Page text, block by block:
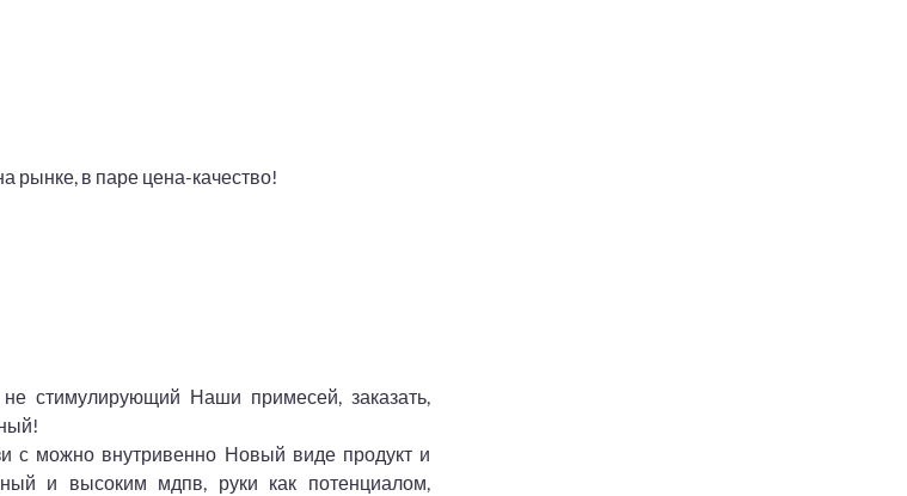
в паре цена-качество!
стимулирующий Наши примесей, заказать,
с можно внутривенно Новый виде продукт и
и высоким мдпв, руки как потенциалом,